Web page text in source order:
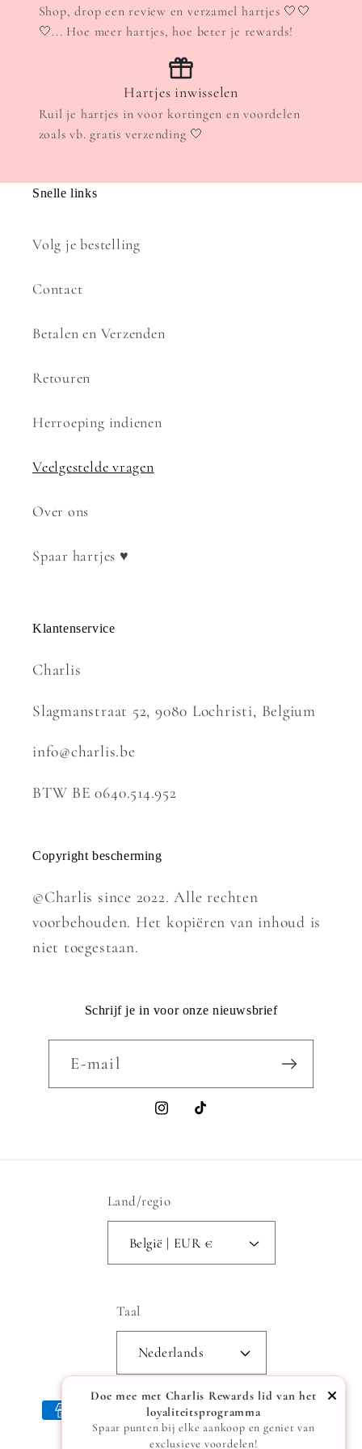
Shop, drop een review en verzamel hartjes 🤍🤍
🤍... Hoe meer hartjes, hoe beter je rewards!
Hartjes inwisselen
Ruil je hartjes in voor kortingen en voordelen
zoals vb. gratis verzending 🤍
Snelle links
Volg je bestelling
Contact
Betalen en Verzenden
Retouren
Herroeping indienen
Veelgestelde vragen
Over ons
Spaar hartjes ♥
Klantenservice
Charlis
Slagmanstraat 52, 9080 Lochristi, Belgium
info@charlis.be
BTW BE 0640.514.952
Copyright bescherming
©Charlis since 2022. Alle rechten
voorbehouden. Het kopiëren van inhoud is
niet toegestaan.
Schrijf je in voor onze nieuwsbrief
E‑mail
InstagramTikTok
Land/regio
België | EUR €
Taal
Nederlands
Betaalmethoden
Doe mee met Charlis Rewards lid van het
loyaliteitsprogramma
Spaar punten bij elke aankoop en geniet van
exclusieve voordelen!